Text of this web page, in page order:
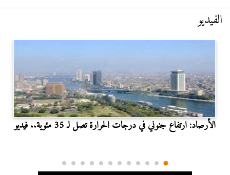
الفيديو
الأرصاد: ارتفاع جنوني في درجات الحرارة تصل لـ 35 مئوية.. فيديو